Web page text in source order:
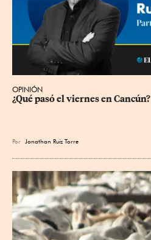
OPINIÓN
¿Qué pasó el viernes en Cancún?
Por Jonathan Ruiz Torre